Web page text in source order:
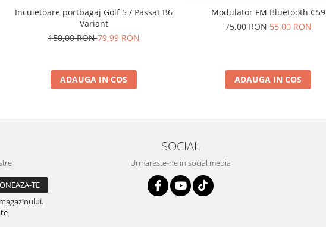
Incuietoare portbagaj Golf 5 / Passat B6
Variant
150,00 RON79,99 RON
ADAUGA IN COS
Modulator FM Bluetooth C59
75,00 RON55,00 RON
ADAUGA IN COS
SOCIAL
Urmareste-ne in social media